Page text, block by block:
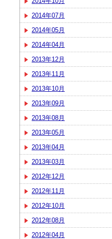
2014年07月
2014年05月
2014年04月
2013年12月
2013年11月
2013年10月
2013年09月
2013年08月
2013年05月
2013年04月
2013年03月
2012年12月
2012年11月
2012年10月
2012年08月
2012年04月